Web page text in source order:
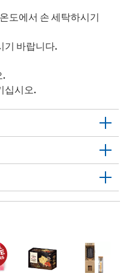
도에서 손 세탁하시기
기 바랍니다.
.
십시오.